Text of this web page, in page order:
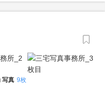
写真 9枚